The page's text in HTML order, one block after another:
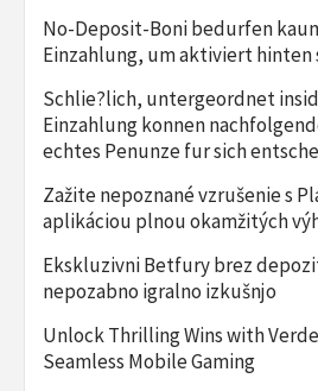
No-Deposit-Boni bedurfen
Einzahlung, um aktiviert hinten
Schlie?lich, untergeordnet
Einzahlung konnen
echtes Penunze fur sich
Zažite nepoznané vzrušenie s
aplikáciou plnou okamžitých
Ekskluzivni Betfury brez
nepozabno igralno izkušnjo
Unlock Thrilling Wins with Verde
Seamless Mobile Gaming